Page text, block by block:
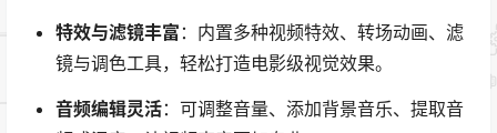
特效与滤镜丰富 ：内置多种视频特效、转场动画、滤
镜与调色工具，轻松打造电影级视觉效果。
音频编辑灵活：可调整音量、添加背景音乐、提取音